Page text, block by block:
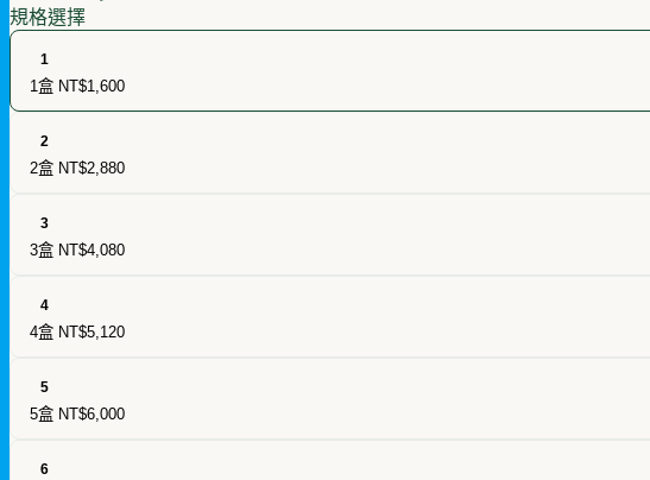
規格選擇
1
1盒 NT$1,600
2
2盒 NT$2,880
3
3盒 NT$4,080
4
4盒 NT$5,120
5
5盒 NT$6,000
6